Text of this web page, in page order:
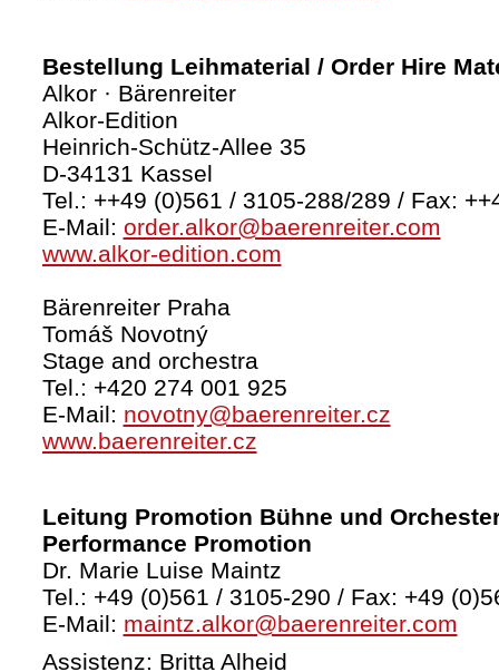
Bestellung Leihmaterial / Order Hire
Alkor · Bärenreiter
Alkor-Edition
Heinrich-Schütz-Allee 35
D-34131 Kassel
Tel.: ++49 (0)561 / 3105-288/289 / Fax:
E-Mail: order.alkor@baerenreiter.com
www.alkor-edition.com
Bärenreiter Praha
Tomáš Novotný
Stage and orchestra
Tel.: +420 274 001 925
E-Mail: novotny@baerenreiter.cz
www.baerenreiter.cz
Leitung Promotion Bühne und
Performance Promotion
Dr. Marie Luise Maintz
Tel.: +49 (0)561 / 3105-290 / Fax: +49
E-Mail: maintz.alkor@baerenreiter.com
Assistenz: Britta Alheid